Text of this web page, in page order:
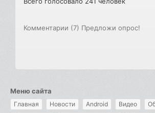
Комментарии (7) Предложи опрос!
Меню сайта
Главная Новости Android Видео